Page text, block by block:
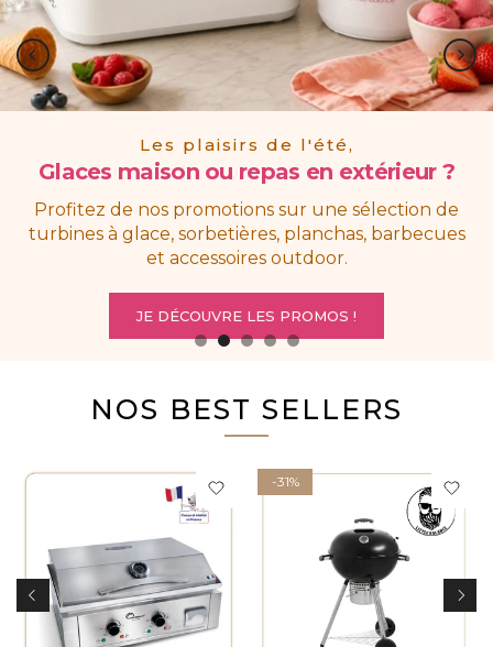
Le plein de fraîcheur
À vos créations !
Préparez en quelques instants des boissons
onctueuses, smoothies vitaminés et recettes
maison pour toute la famille.
JE DÉCOUVRE LE BLENDER
NOS BEST SELLERS
-31%